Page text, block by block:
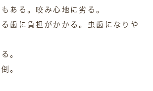
ある。咬み心地に劣る。
歯に負担がかかる。虫歯になりや
。
。